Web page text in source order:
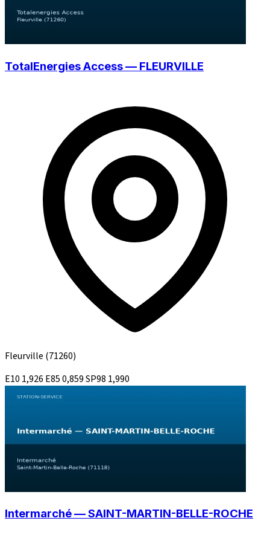
TotalEnergies Access — FLEURVILLE
Fleurville (71260)
E10 1,926 E850,859SP98 1,990
Intermarché — SAINT-MARTIN-BELLE-ROCHE